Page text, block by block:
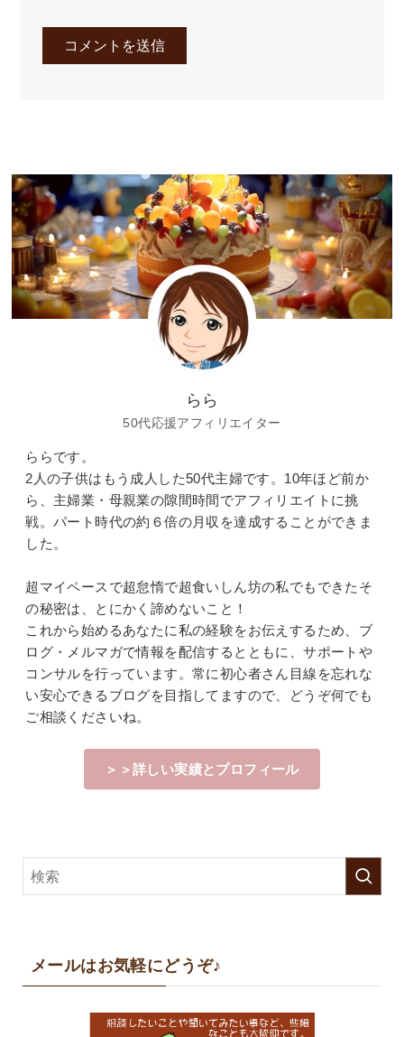
らら
50代応援アフィリエイター
ららです。
2人の子供はもう成人した50代主婦です。10年ほど前か
ら、主婦業・母親業の隙間時間でアフィリエイトに挑
戦。パート時代の約６倍の月収を達成することができま
した。
超マイペースで超怠惰で超食いしん坊の私でもできたそ
の秘密は、とにかく諦めないこと！
これから始めるあなたに私の経験をお伝えするため、ブ
ログ・メルマガで情報を配信するとともに、サポートや
コンサルを行っています。常に初心者さん目線を忘れな
い安心できるブログを目指してますので、どうぞ何でも
ご相談くださいね。
＞＞詳しい実績とプロフィール
メールはお気軽にどうぞ♪